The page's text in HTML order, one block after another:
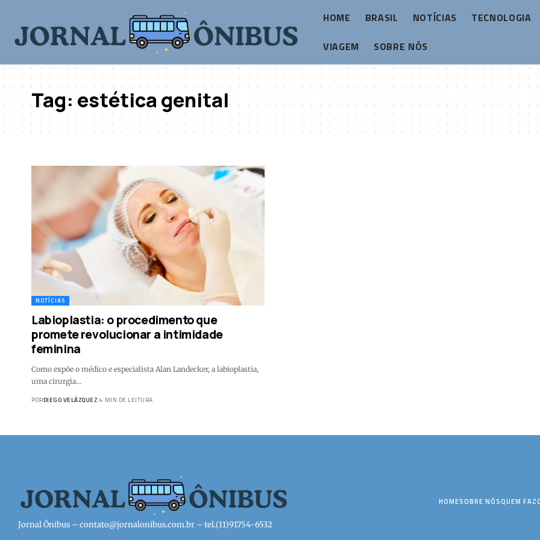
HOME BRASIL NOTÍCIAS
TECNOLOGIA
VIAGEM
SOBRE NÓS
Tag:estética genital
NOTÍCIAS
Labioplastia: o procedimento que
promete revolucionar a intimidade
feminina
Como expõe o médico e especialista Alan Landecker, a labioplastia,
uma cirurgia…
PORDIEGO VELÁZQUEZ 4 MIN DE LEITURA
Jornal Ônibus – contato@jornalonibus.com.br – tel.(11)91754-6532
HOMESOBRE NÓSQUEM FAZ